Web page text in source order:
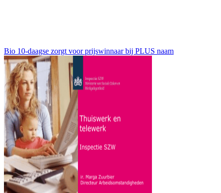
Bio 10-daagse zorgt voor prijswinnaar bij PLUS naam